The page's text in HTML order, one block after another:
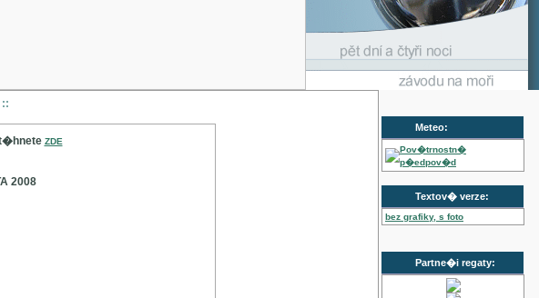
ZDE
2008
Meteo:
Pov�trnostn�
p�edpov�d
Textov� verze:
bez grafiky, s foto
Partne�i regaty: